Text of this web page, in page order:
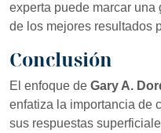
experta puede marcar
de los mejores resultados
Conclusión
El enfoque de Gary A.
enfatiza la importancia de
sus respuestas